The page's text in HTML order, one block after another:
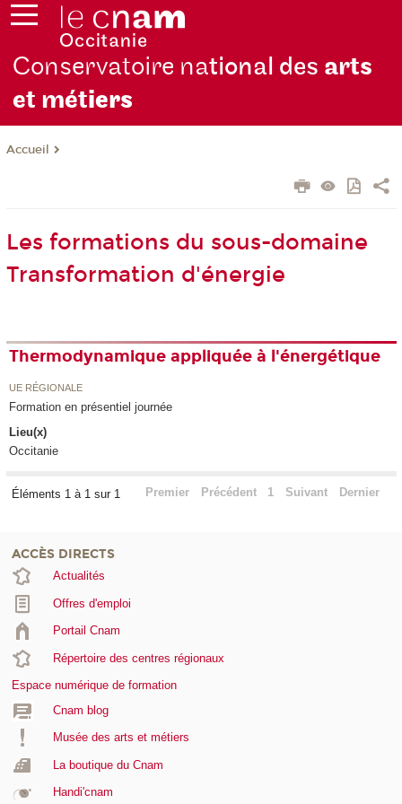
Conservatoire national des arts
et métiers
Accueil
Les formations du sous-domaine
Transformation d'énergie
Thermodynamique appliquée à l'énergétique
UE RÉGIONALE
Formation en présentiel journée
Lieu(x)
Occitanie
Éléments 1 à 1 sur 1 Premier Précédent 1 Suivant Dernier
ACCÈS DIRECTS
Actualités
Offres d'emploi
Portail Cnam
Répertoire des centres régionaux
Espace numérique de formation
Cnam blog
Musée des arts et métiers
La boutique du Cnam
Handi'cnam